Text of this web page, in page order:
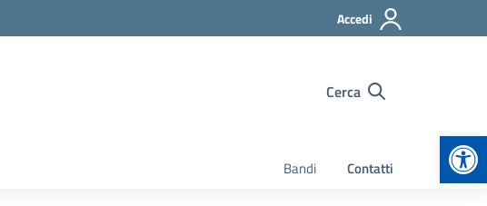
Accedi
Cerca
Bandi Contatti